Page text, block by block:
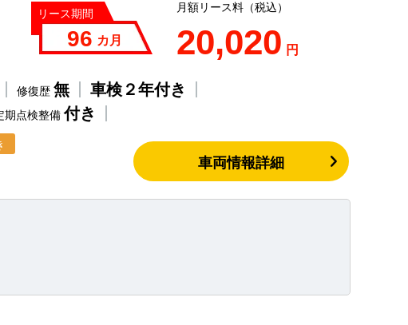
リース期間
96 カ月
月額リース料（税込）
20,020 円
修復歴 無 車検２年付き
期点検整備付き
車両情報詳細